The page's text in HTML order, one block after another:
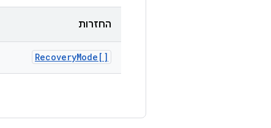
החזרות
RecoveryMode[]